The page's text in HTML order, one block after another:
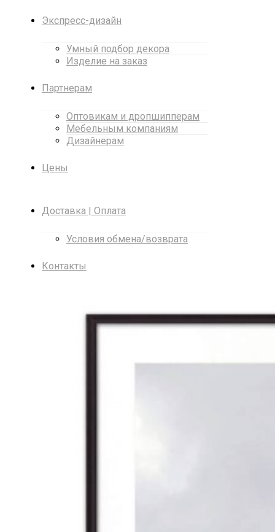
Экспресс-дизайн
Умный подбор декора
Изделие на заказ
Партнерам
Оптовикам и дропшипперам
Мебельным компаниям
Дизайнерам
Цены
Доставка | Оплата
Условия обмена/возврата
Контакты